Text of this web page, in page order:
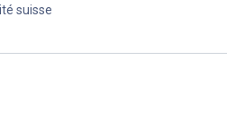
suisse